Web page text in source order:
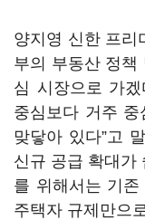
양지영 신한 프리
부의 부동산 정책
심 시장으로 가
중심보다 거주
맞닿아 있다”고
신규 공급 확대가
를 위해서는 기존
주택자 규제만으